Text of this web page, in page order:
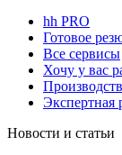
hh PRO
Готовое
Все сервисы
Хочу у вас
Экспертная
Новости и статьи